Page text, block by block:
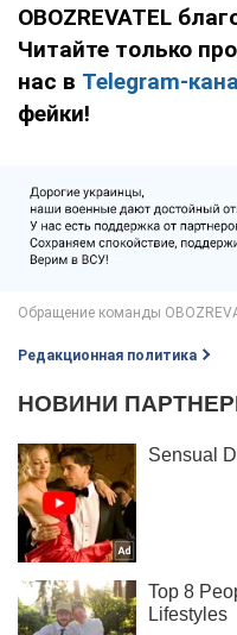
OBOZREVATEL
Читайте только
нас в Telegram-
фейки!
Редакционная политика